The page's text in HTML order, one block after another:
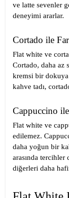
ve latte sevenler
deneyimi ararlar.
Cortado ile
Flat white ve
Cortado, daha az
kremsi bir
kahve tadı,
Cappuccino
Flat white ve
edilemez.
daha yoğun bir
arasında tercihler
diğerleri daha